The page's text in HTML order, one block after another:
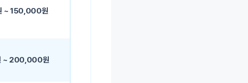
~ 150,000원
~ 200,000원